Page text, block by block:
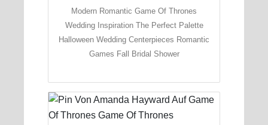
Modern Romantic Game Of Thrones
Wedding Inspiration The Perfect Palette
Halloween Wedding Centerpieces Romantic
Games Fall Bridal Shower